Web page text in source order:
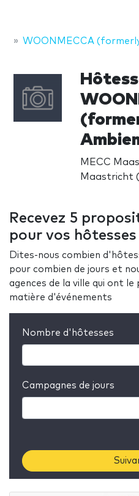
WOONMECCA
MECC
Maastricht
Recevez 5
pour vos
Dites-nous combien
pour combien de jours et
agences de la ville qui ont le
matière d'événements
Nombre d'hôtesses
Campagnes de jours